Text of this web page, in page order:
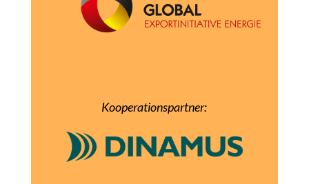
Kooperationspartner: